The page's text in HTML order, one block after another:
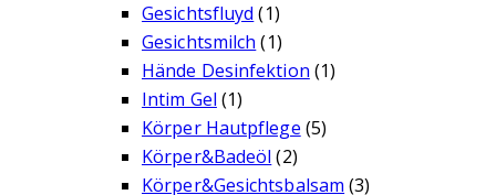
Gesichtsfluyd (1)
Gesichtsmilch (1)
Hände Desinfektion (1)
Intim Gel (1)
Körper Hautpflege (5)
Körper&Badeöl (2)
Körper&Gesichtsbalsam (3)